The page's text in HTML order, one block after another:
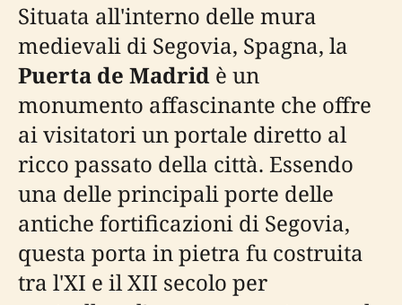
Situata all'interno delle mura
medievali di Segovia, Spagna, la
Puerta de Madrid è un
monumento affascinante che offre
ai visitatori un portale diretto al
ricco passato della città. Essendo
una delle principali porte delle
antiche fortificazioni di Segovia,
questa porta in pietra fu costruita
tra l'XI e il XII secolo per